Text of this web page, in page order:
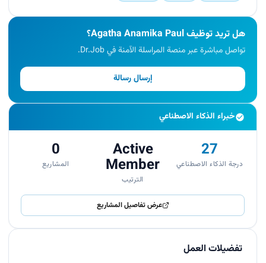
هل تريد توظيف Agatha Anamika Paul؟
تواصل مباشرة عبر منصة المراسلة الآمنة في Dr.Job.
إرسال رسالة
خبراء الذكاء الاصطناعي
27
درجة الذكاء الاصطناعي
Active
Member
الترتيب
0
المشاريع
عرض تفاصيل المشاريع
تفضيلات العمل